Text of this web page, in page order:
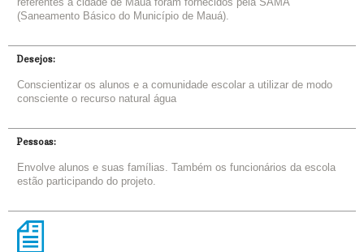
(Saneamento Básico do Município de Mauá).
Desejos:
Conscientizar os alunos e a comunidade escolar a utilizar de modo
consciente o recurso natural água
Pessoas:
Envolve alunos e suas famílias. Também os funcionários da escola
estão participando do projeto.